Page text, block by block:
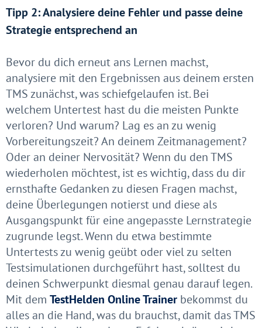
Tipp 2: Analysiere deine Fehler und passe deine
Strategie entsprechend an
Bevor du dich erneut ans Lernen machst,
analysiere mit den Ergebnissen aus deinem ersten
TMS zunächst, was schiefgelaufen ist. Bei
welchem Untertest hast du die meisten Punkte
verloren? Und warum? Lag es an zu wenig
Vorbereitungszeit? An deinem Zeitmanagement?
Oder an deiner Nervosität? Wenn du den TMS
wiederholen möchtest, ist es wichtig, dass du dir
ernsthafte Gedanken zu diesen Fragen machst,
deine Überlegungen notierst und diese als
Ausgangspunkt für eine angepasste Lernstrategie
zugrunde legst. Wenn du etwa bestimmte
Untertests zu wenig geübt oder viel zu selten
Testsimulationen durchgeführt hast, solltest du
deinen Schwerpunkt diesmal genau darauf legen.
Mit dem TestHelden Online Trainer bekommst du
alles an die Hand, was du brauchst, damit das TMS